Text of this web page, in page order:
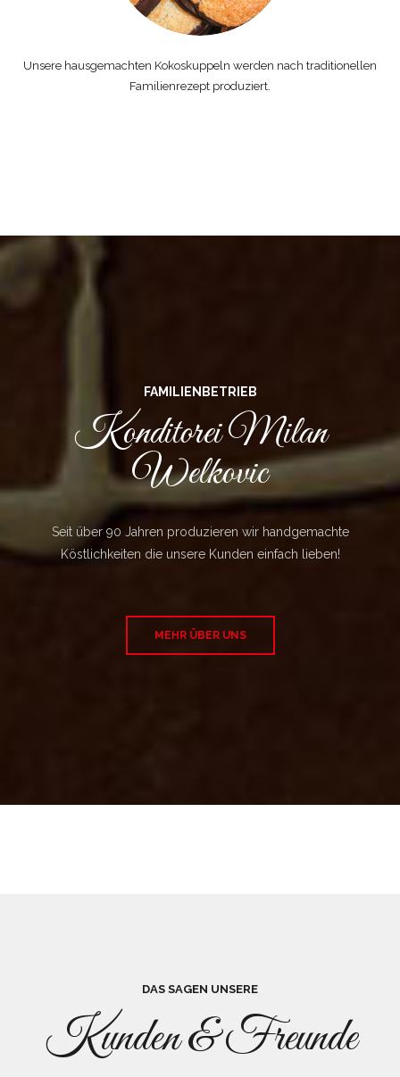
Unsere hausgemachten Kokoskuppeln werden nach traditionellen
Familienrezept produziert.
FAMILIENBETRIEB
Konditorei Milan
Welkovic
Seit über 90 Jahren produzieren wir handgemachte
Köstlichkeiten die unsere Kunden einfach lieben!
MEHR ÜBER UNS
DAS SAGEN UNSERE
Kunden & Freunde